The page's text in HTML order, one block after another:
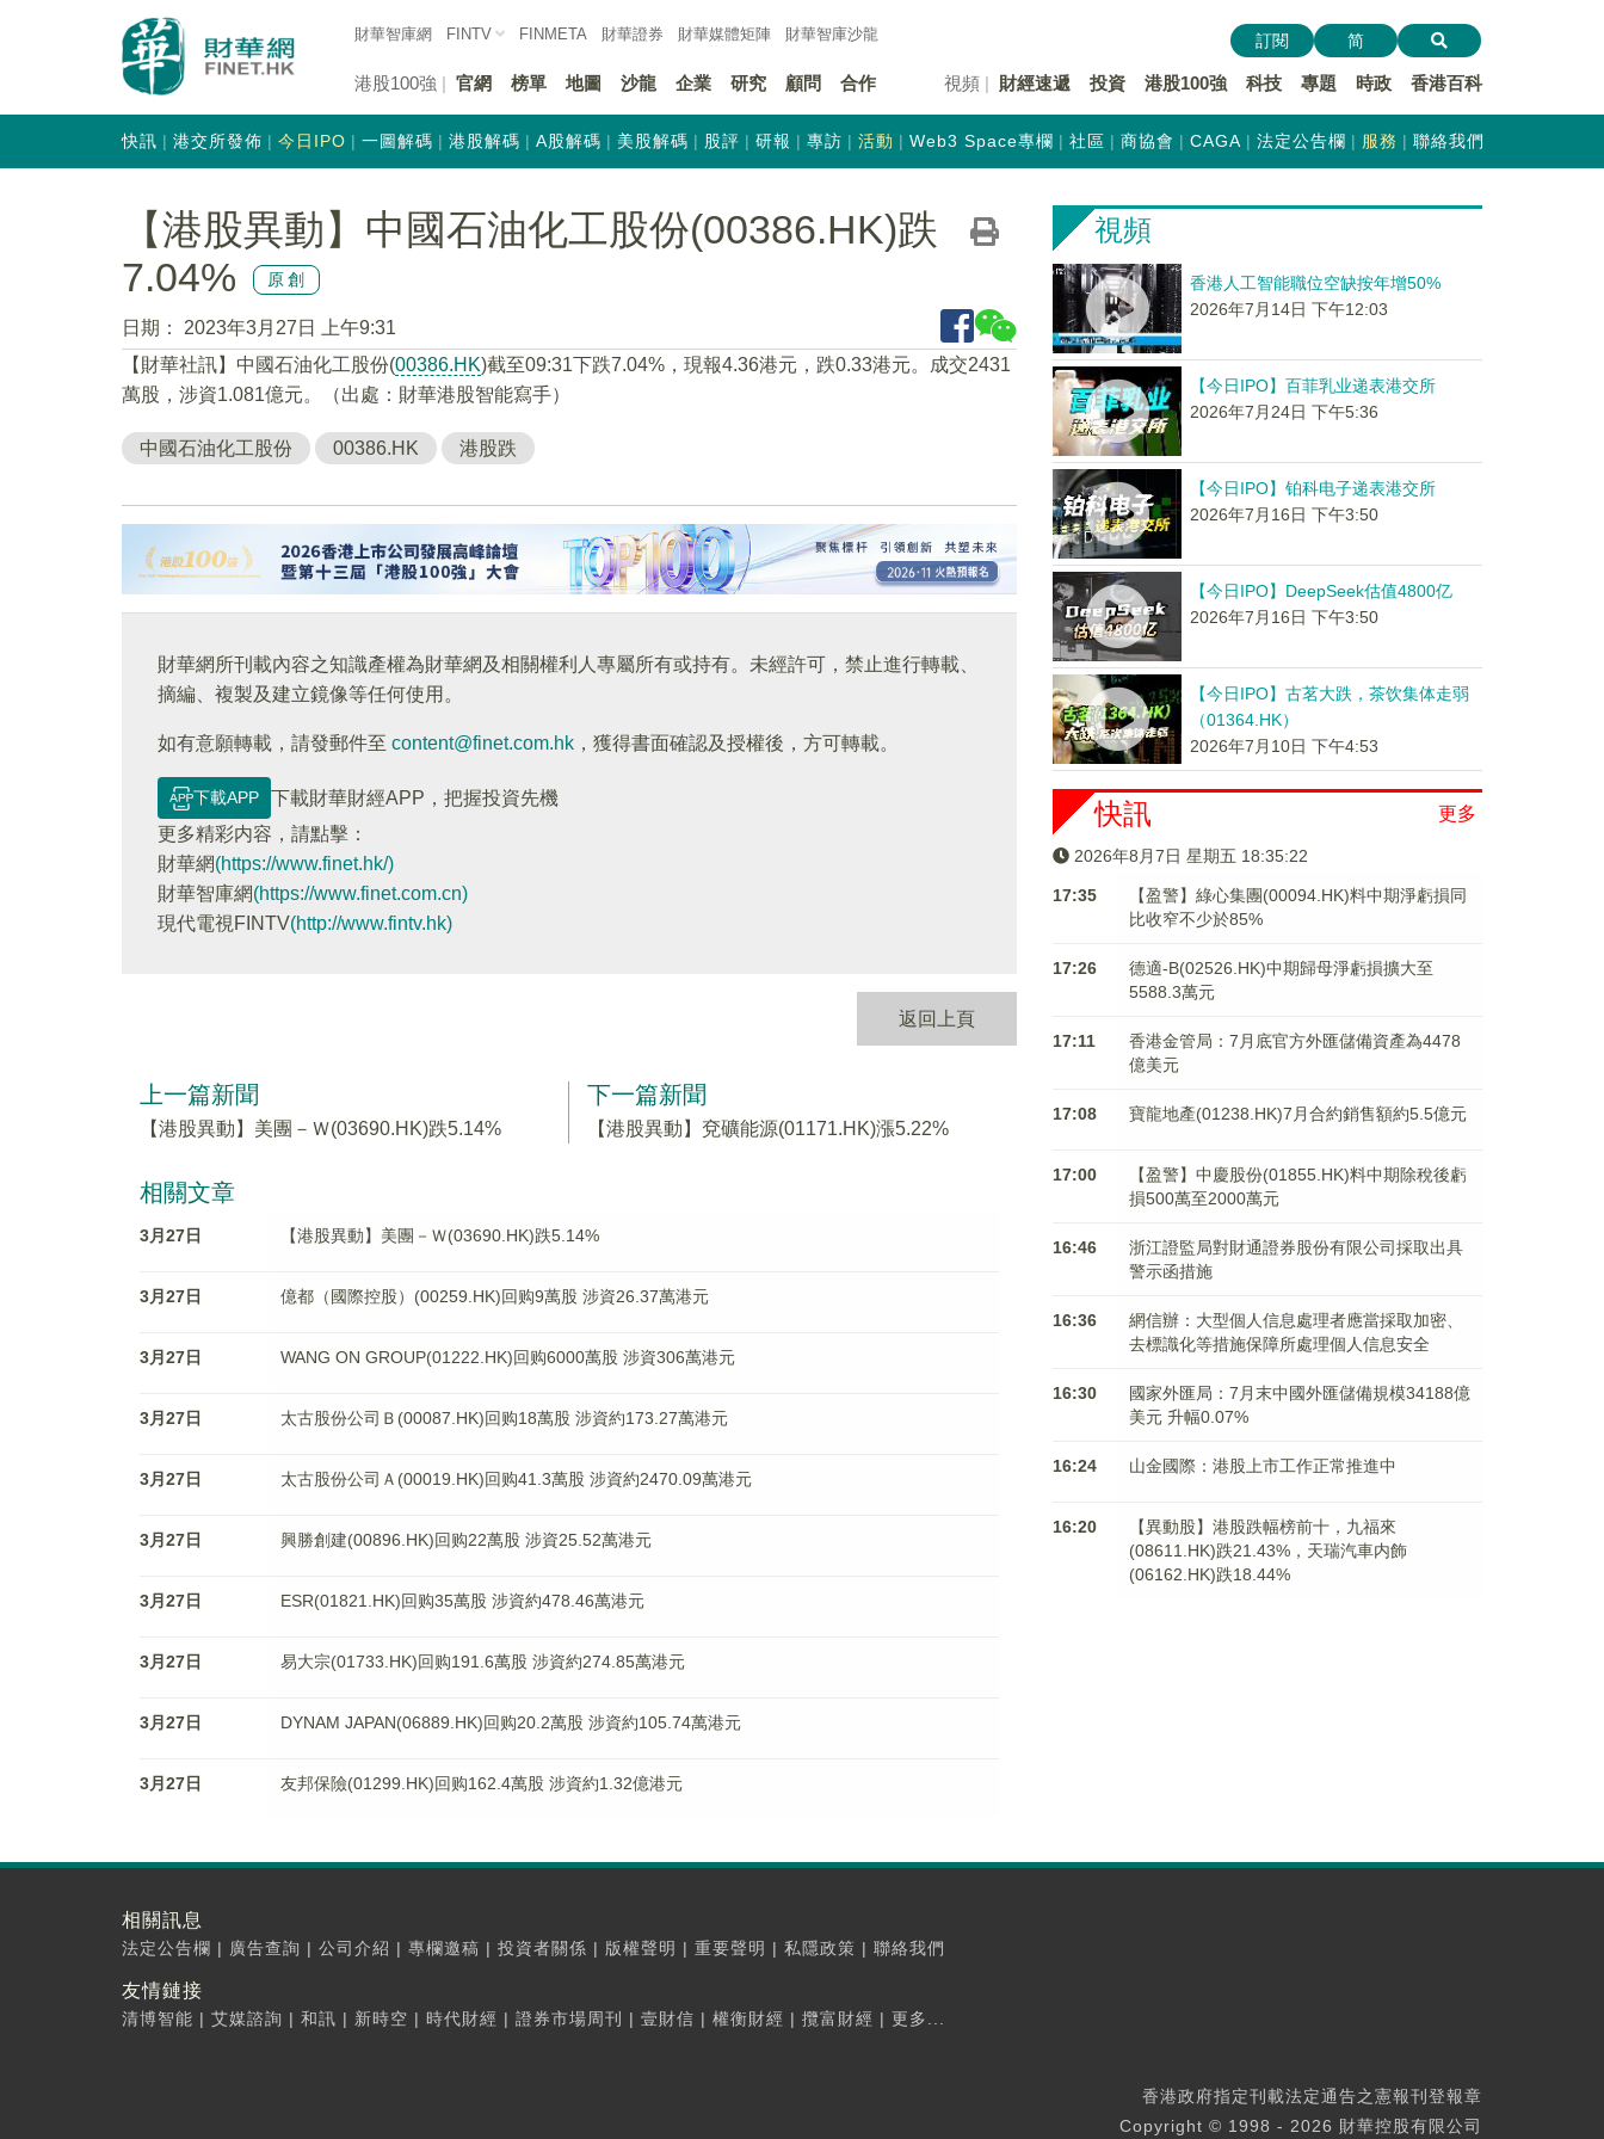
財華智庫網 FINTV FINMETA 財華證券 財華媒體矩陣 財華智庫沙龍
港股100強 官網 榜單 地圖 沙龍 企業 研究 顧問 合作 視頻 財經速遞 投資 港股100強 科技 專題 時政 香港百科
訂閱 简
快訊 港交所發佈 今日IPO 一圖解碼 港股解碼 A股解碼 美股解碼 股評 研報 專訪 活動 Web3 Space專欄 社區 商協會 CAGA 法定公告欄 服務 聯絡我們
【港股異動】中國石油化工股份(00386.HK)跌
7.04%
原創
日期：
2023年3月27日 上午9:31
【財華社訊】中國石油化工股份(00386.HK)截至09:31下跌7.04%，現報4.36港元，跌0.33港元。成交2431
萬股，涉資1.081億元。（出處：財華港股智能寫手）
中國石油化工股份 00386.HK 港股跌
財華網所刊載內容之知識產權為財華網及相關權利人專屬所有或持有。未經許可，禁止進行轉載、
摘編、複製及建立鏡像等任何使用。
如有意願轉載，請發郵件至 content@finet.com.hk ，獲得書面確認及授權後，方可轉載。
下載APP
下載財華財經APP，把握投資先機
更多精彩内容，請點擊：
財華網(https://www.finet.hk/)
財華智庫網(https://www.finet.com.cn)
現代電視FINTV(http://www.fintv.hk)
返回上頁
上一篇新聞
【港股異動】美團－Ｗ(03690.HK)跌5.14%
下一篇新聞
【港股異動】兗礦能源(01171.HK)漲5.22%
相關文章
3月27日 【港股異動】美團－Ｗ(03690.HK)跌5.14%
3月27日 億都（國際控股）(00259.HK)回购9萬股 涉資26.37萬港元
3月27日 WANG ON GROUP(01222.HK)回购6000萬股 涉資306萬港元
3月27日 太古股份公司Ｂ(00087.HK)回购18萬股 涉資約173.27萬港元
3月27日 太古股份公司Ａ(00019.HK)回购41.3萬股 涉資約2470.09萬港元
3月27日 興勝創建(00896.HK)回购22萬股 涉資25.52萬港元
3月27日 ESR(01821.HK)回购35萬股 涉資約478.46萬港元
3月27日 易大宗(01733.HK)回购191.6萬股 涉資約274.85萬港元
3月27日 DYNAM JAPAN(06889.HK)回购20.2萬股 涉資約105.74萬港元
3月27日 友邦保險(01299.HK)回购162.4萬股 涉資約1.32億港元
視頻
香港人工智能職位空缺按年增50%
2026年7月14日 下午12:03
【今日IPO】百菲乳业递表港交所
2026年7月24日 下午5:36
【今日IPO】铂科电子递表港交所
2026年7月16日 下午3:50
【今日IPO】DeepSeek估值4800亿
2026年7月16日 下午3:50
【今日IPO】古茗大跌，茶饮集体走弱
（01364.HK）
2026年7月10日 下午4:53
更多
快訊
2026年8月7日 星期五 18:35:23
17:35
【盈警】綠心集團(00094.HK)料中期淨虧損同
比收窄不少於85%
17:26
德適-B(02526.HK)中期歸母淨虧損擴大至
5588.3萬元
17:11
香港金管局：7月底官方外匯儲備資產為4478
億美元
17:08 寶龍地產(01238.HK)7月合約銷售額約5.5億元
17:00
【盈警】中慶股份(01855.HK)料中期除稅後虧
損500萬至2000萬元
16:46
浙江證監局對財通證券股份有限公司採取出具
警示函措施
16:36
網信辦：大型個人信息處理者應當採取加密、
去標識化等措施保障所處理個人信息安全
16:30
國家外匯局：7月末中國外匯儲備規模34188億
美元 升幅0.07%
16:24 山金國際：港股上市工作正常推進中
16:20
【異動股】港股跌幅榜前十，九福來
(08611.HK)跌21.43%，天瑞汽車内飾
(06162.HK)跌18.44%
相關訊息
法定公告欄 | 廣告查詢 | 公司介紹 | 專欄邀稿 | 投資者關係 | 版權聲明 | 重要聲明 | 私隱政策 | 聯絡我們
友情鏈接
清博智能 | 艾媒諮詢 | 和訊 | 新時空 | 時代財經 | 證券市場周刊 | 壹財信 | 權衡財經 | 攬富財經 | 更多...
香港政府指定刊載法定通告之憲報刊登報章
Copyright © 1998 - 2026 財華控股有限公司